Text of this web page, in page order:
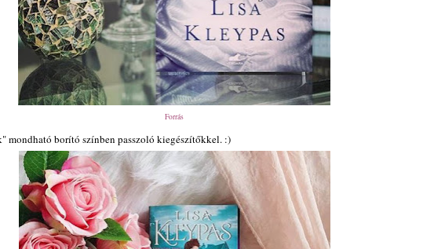
Forrás
mondható borító színben passzoló kiegészítőkkel. :)